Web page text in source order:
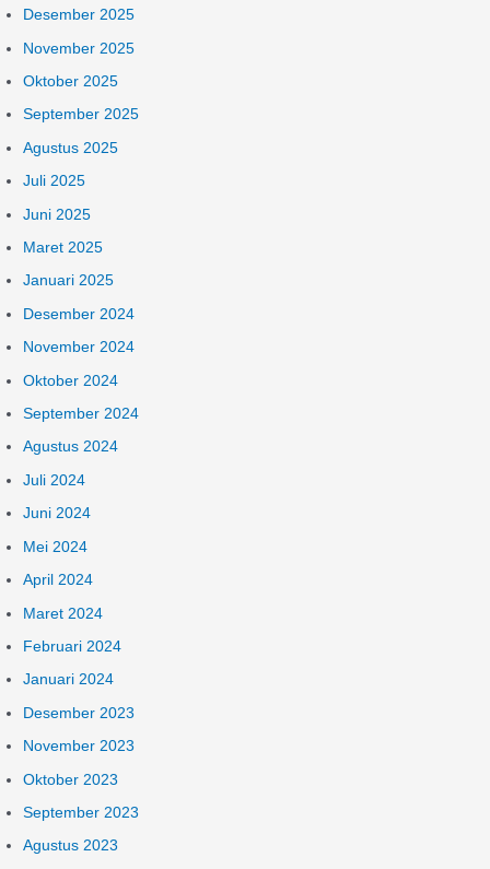
Desember 2025
November 2025
Oktober 2025
September 2025
Agustus 2025
Juli 2025
Juni 2025
Maret 2025
Januari 2025
Desember 2024
November 2024
Oktober 2024
September 2024
Agustus 2024
Juli 2024
Juni 2024
Mei 2024
April 2024
Maret 2024
Februari 2024
Januari 2024
Desember 2023
November 2023
Oktober 2023
September 2023
Agustus 2023